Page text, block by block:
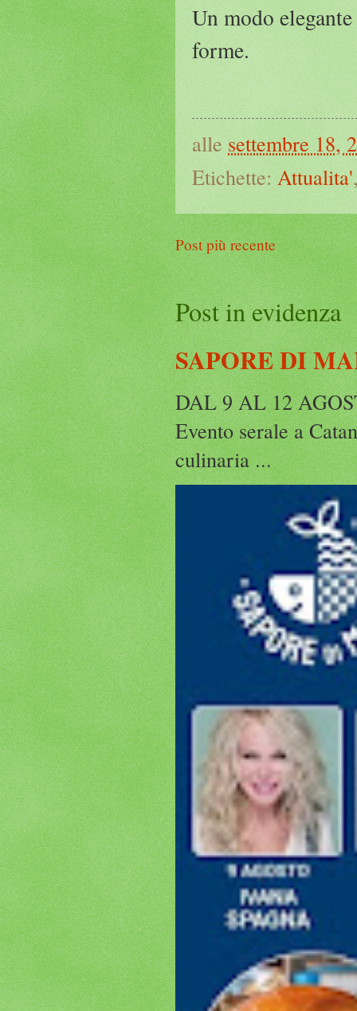
Un modo
forme.
alle settembre 18,
Etichette: Attualita'
Post più recente
Post in evidenza
SAPORE DI
DAL 9 AL 12
Evento serale a
culinaria ...